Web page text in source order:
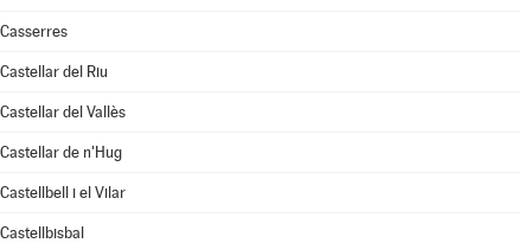
Casserres
Castellar del Riu
Castellar del Vallès
Castellar de n'Hug
Castellbell i el Vilar
Castellbisbal